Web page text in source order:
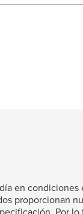
en
proporcionan
Por lo